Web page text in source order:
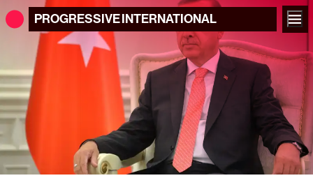
PROGRESSIVEINTERNATIONAL